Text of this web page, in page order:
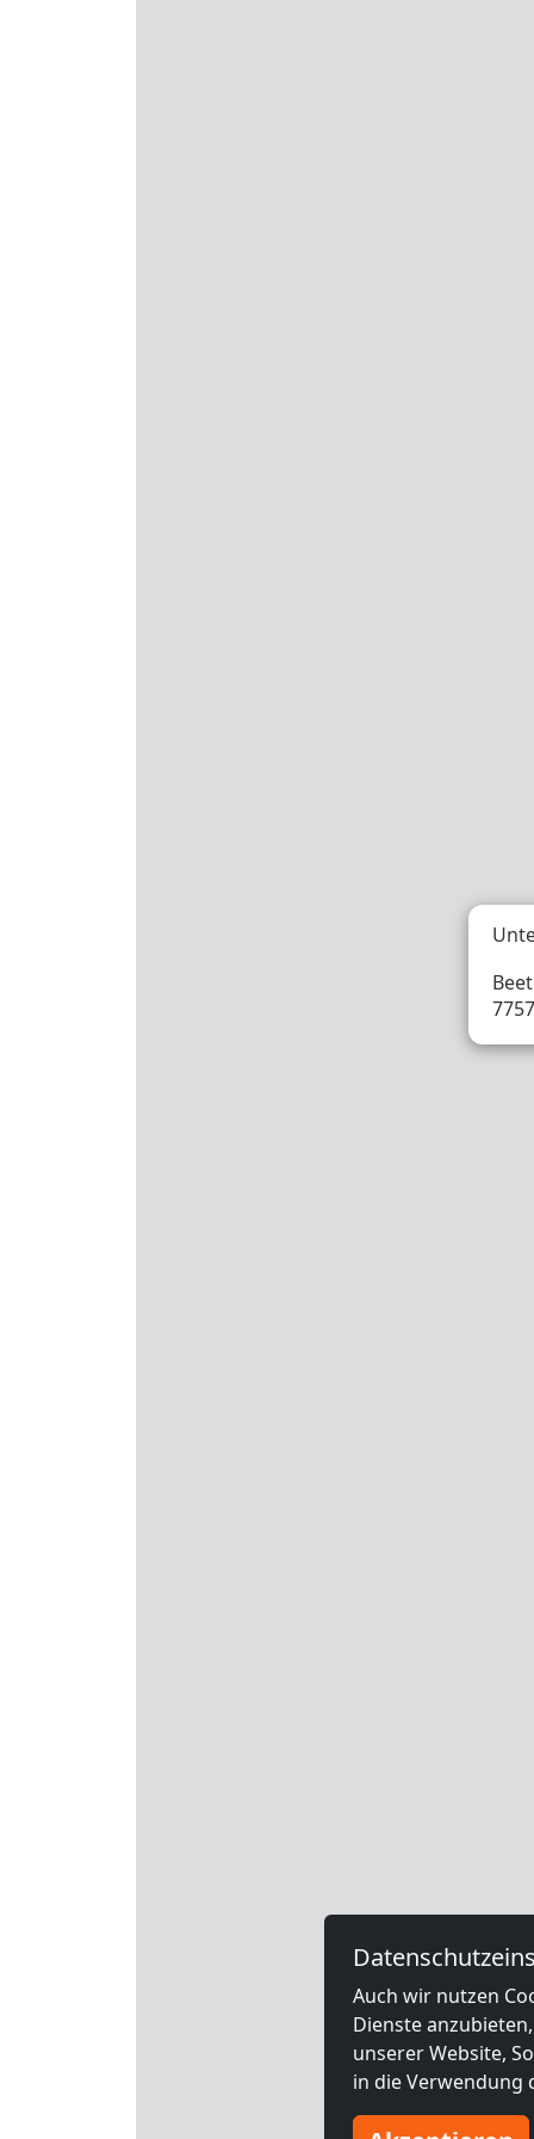
Auch wir nutzen
Dienste
unserer Website,
in die Verwendung